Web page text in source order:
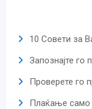
10 Совети за
Запознајте го
Проверете го
Плаќање само